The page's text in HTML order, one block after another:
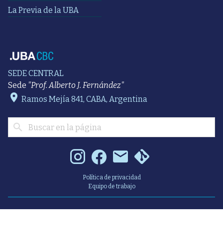
La Previa de la UBA
SEDE CENTRAL
Sede "Prof. Alberto J. Fernández"
Ramos Mejía 841, CABA, Argentina
Política de privacidad
Equipo de trabajo